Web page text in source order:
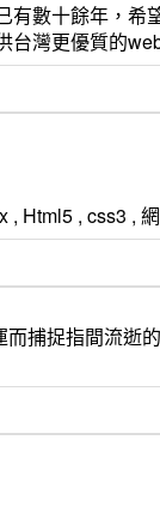
數十餘年，
台灣更優質的
Html5 , css3 ,
捕捉指間流逝